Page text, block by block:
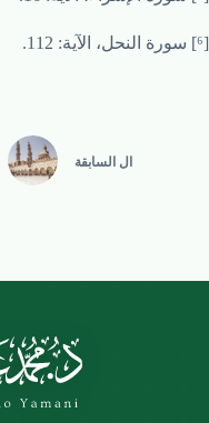
[⁶] سورة النحل، الآية: 112.
ال السابقة